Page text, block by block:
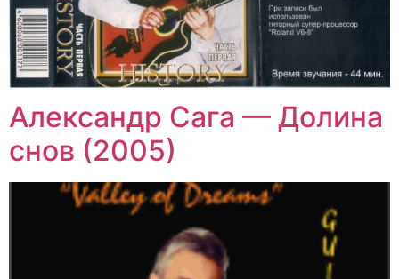
Александр Сага — Долина
снов (2005)